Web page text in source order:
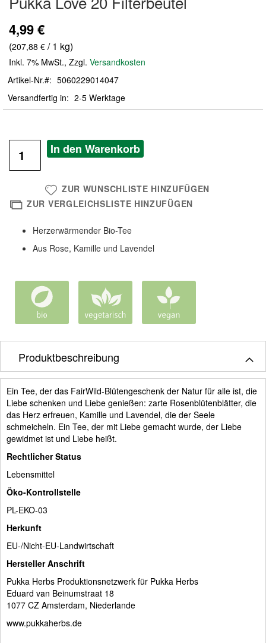
der
Bildergalerie
springen
4,99 €
(207,88 € / 1 kg)
Inkl. 7% MwSt., Zzgl. Versandkosten
Artikel-Nr.
5060229014047
Versandfertig in
2-5 Werktage
In den Warenkorb
ZUR WUNSCHLISTE HINZUFÜGEN
ZUR VERGLEICHSLISTE HINZUFÜGEN
Herzerwärmender Bio-Tee
Aus Rose, Kamille und Lavendel
Produktbeschreibung
Ein Tee, der das FairWild-Blütengeschenk der Natur für alle ist, die
Liebe schenken und Liebe genießen: zarte Rosenblütenblätter, die
das Herz erfreuen, Kamille und Lavendel, die der Seele
schmeicheln. Ein Tee, der mit Liebe gemacht wurde, der Liebe
gewidmet ist und Liebe heißt.
Rechtlicher Status
Lebensmittel
Öko-Kontrollstelle
PL-EKO-03
Herkunft
EU-/Nicht-EU-Landwirtschaft
Hersteller Anschrift
Pukka Herbs Produktionsnetzwerk für Pukka Herbs
Eduard van Beinumstraat 18
1077 CZ Amsterdam, Niederlande
www.pukkaherbs.de